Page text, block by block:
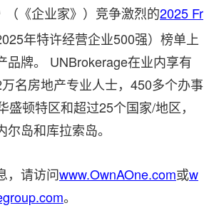
（《企业家》）竞争激烈的2025 Fr
年特许经营企业500强）榜单上
品牌。 UNBrokerage在业内享有
名房地产专业人士，450多个办事
盛顿特区和超过25个国家/地区，
岛和库拉索岛。
，请访问www.OwnAOne.com或w
。